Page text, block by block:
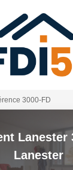
02 97 81 41 39
VENTES
Prestiges
Investisseurs
3000-FD
Lanester
Lanester